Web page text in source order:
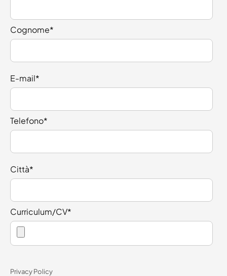
Cognome*
E-mail*
Telefono*
Città*
Curriculum/CV*
Privacy Policy